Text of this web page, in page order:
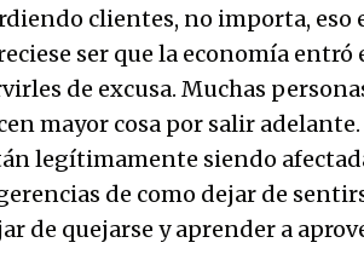
clientes, no importa, eso
ser que la economía
de excusa. Muchas
mayor cosa por salir
legítimamente siendo
de como dejar de
de quejarse y aprender a